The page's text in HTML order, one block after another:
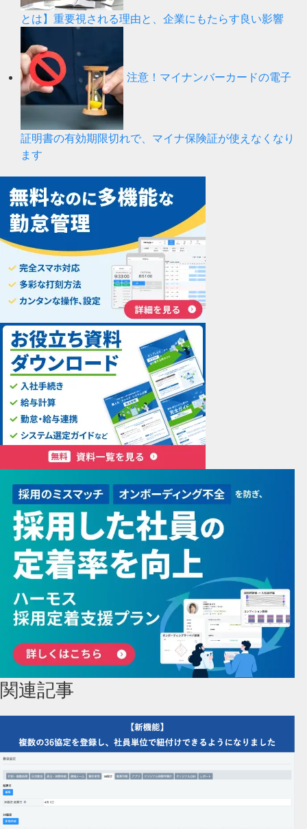
とは】重要視される理由と、企業にもたらす良い影響
注意！マイナンバーカードの電子
証明書の有効期限切れで、マイナ保険証が使えなくなり
ます
関連記事